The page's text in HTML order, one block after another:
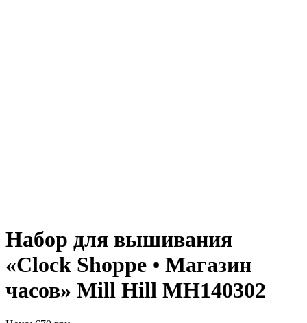
Набор для вышивания
«Clock Shoppe • Магазин
часов» Mill Hill MH140302